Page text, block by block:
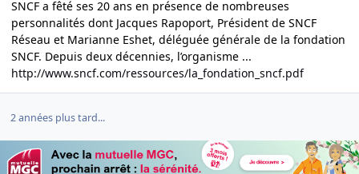
SNCF a fêté ses 20 ans en présence de nombreuses
personnalités dont Jacques Rapoport, Président de SNCF
Réseau et Marianne Eshet, déléguée générale de la fondation
SNCF. Depuis deux décennies, l’organisme ...
http://www.sncf.com/ressources/la_fondation_sncf.pdf
2 années plus tard...